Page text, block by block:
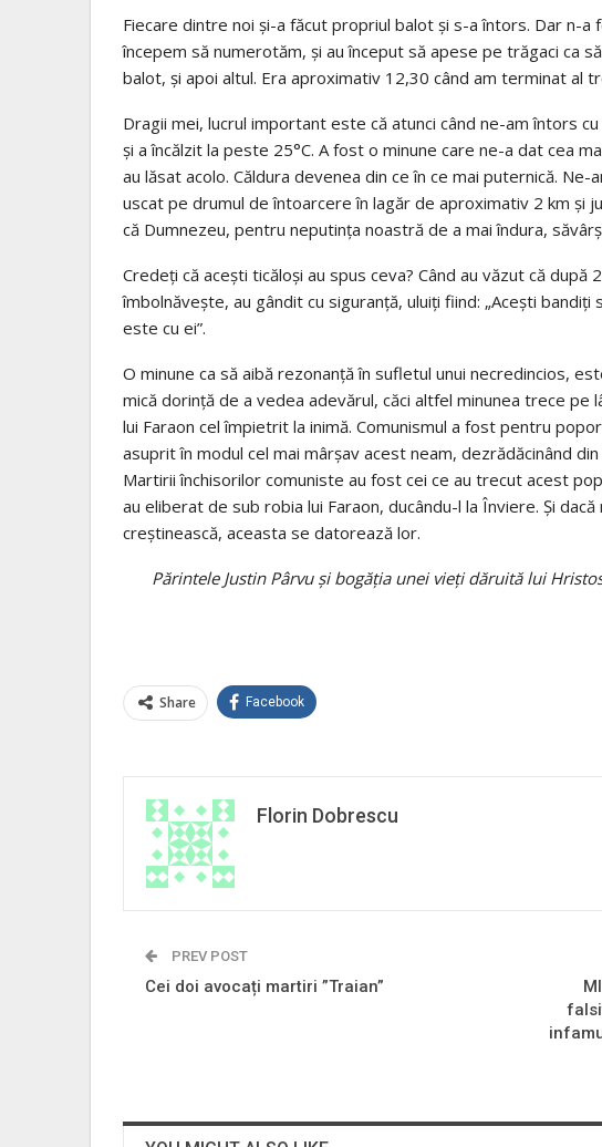
Fiecare dintre noi şi-a făcut propriul balot şi s-a întors. Dar n-a
începem să numerotăm, şi au început să apese pe trăgaci ca
balot, şi apoi altul. Era aproximativ 12,30 când am terminat al
Dragii mei, lucrul important este că atunci când ne-am întors
şi a încălzit la peste 25°C. A fost o minune care ne-a dat cea
au lăsat acolo. Căldura devenea din ce în ce mai puternică.
uscat pe drumul de întoarcere în lagăr de aproximativ 2 km şi
că Dumnezeu, pentru neputinţa noastră de a mai îndura,
Credeţi că aceşti ticăloşi au spus ceva? Când au văzut că după
îmbolnăveşte, au gândit cu siguranţă, uluiţi fiind: „Aceşti
este cu ei”.
O minune ca să aibă rezonanţă în sufletul unui necredincios,
mică dorinţă de a vedea adevărul, căci altfel minunea trece pe
lui Faraon cel împietrit la inimă. Comunismul a fost pentru
asuprit în modul cel mai mârşav acest neam, dezrădăcinând
Martirii închisorilor comuniste au fost cei ce au trecut acest
au eliberat de sub robia lui Faraon, ducându-l la Înviere. Şi
creştinească, aceasta se datorează lor.
Părintele Justin Pârvu şi bogăţia unei vieţi dăruită lui
Share Facebook
Florin Dobrescu
PREV POST
Cei doi avocați martiri ”Traian”